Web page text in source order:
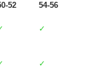
52 54-56
✓
✓